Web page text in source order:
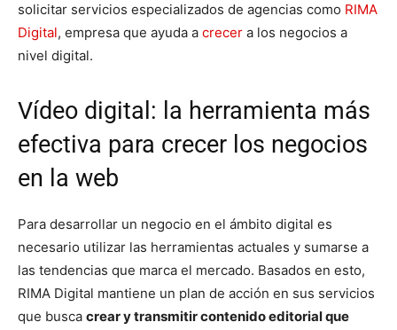
solicitar servicios especializados de agencias como RIMA
Digital, empresa que ayuda a crecer a los negocios a
nivel digital.
Vídeo digital: la herramienta más
efectiva para crecer los negocios
en la web
Para desarrollar un negocio en el ámbito digital es
necesario utilizar las herramientas actuales y sumarse a
las tendencias que marca el mercado. Basados en esto,
RIMA Digital mantiene un plan de acción en sus servicios
que busca crear y transmitir contenido editorial que